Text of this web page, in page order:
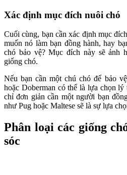
Xác định mục đích nuôi chó
Cuối cùng, bạn cần xác định mục
muốn nó làm bạn đồng hành, hay
chó bảo vệ? Mục đích này sẽ ảnh
giống chó.
Nếu bạn cần một chú chó để bảo
hoặc Doberman có thể là lựa chọn
chỉ đơn giản cần một người bạn
như Pug hoặc Maltese sẽ là sự lựa
Phân loại các giống
sóc